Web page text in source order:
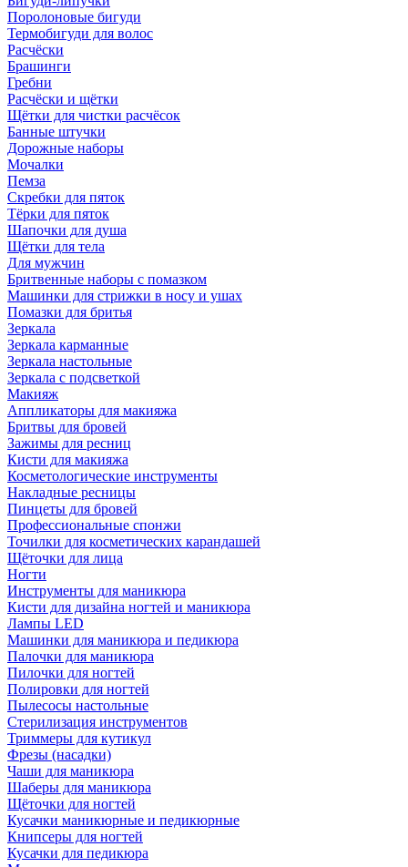
Поролоновые бигуди
Термобигуди для волос
Расчёски
Брашинги
Гребни
Расчёски и щётки
Щётки для чистки расчёсок
Банные штучки
Дорожные наборы
Мочалки
Пемза
Скребки для пяток
Тёрки для пяток
Шапочки для душа
Щётки для тела
Для мужчин
Бритвенные наборы с помазком
Машинки для стрижки в носу и ушах
Помазки для бритья
Зеркала
Зеркала карманные
Зеркала настольные
Зеркала с подсветкой
Макияж
Аппликаторы для макияжа
Бритвы для бровей
Зажимы для ресниц
Кисти для макияжа
Косметологические инструменты
Накладные ресницы
Пинцеты для бровей
Профессиональные спонжи
Точилки для косметических карандашей
Щёточки для лица
Ногти
Инструменты для маникюра
Кисти для дизайна ногтей и маникюра
Лампы LED
Машинки для маникюра и педикюра
Палочки для маникюра
Пилочки для ногтей
Полировки для ногтей
Пылесосы настольные
Стерилизация инструментов
Триммеры для кутикул
Фрезы (насадки)
Чаши для маникюра
Шаберы для маникюра
Щёточки для ногтей
Кусачки маникюрные и педикюрные
Книпсеры для ногтей
Кусачки для педикюра